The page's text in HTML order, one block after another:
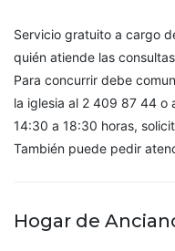
Servicio gratuito a cargo
quién atiende las
Para concurrir debe
la iglesia al 2 409 87 44 o
14:30 a 18:30 horas,
También puede pedir
Hogar de